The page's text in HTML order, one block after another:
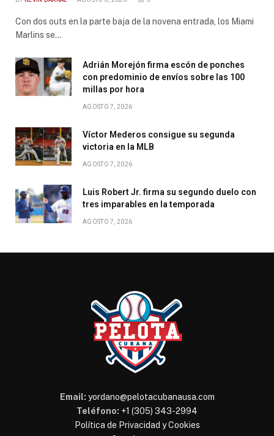
Con dos outs en la parte baja de la novena entrada, los Miami
Marlins se…
Adrián Morejón firma escón de ponches
con predominio de envíos sobre las 100
millas por hora
AGOSTO 7, 2026
Víctor Mederos consigue su segunda
victoria en la MLB
AGOSTO 7, 2026
Luis Robert Jr. firma su segundo duelo con
tres imparables en la temporada
AGOSTO 7, 2026
Email: yordano@pelotacubanausa.com
Teléfono: +1 (305) 343-2994
Política de Privacidad y Cookies